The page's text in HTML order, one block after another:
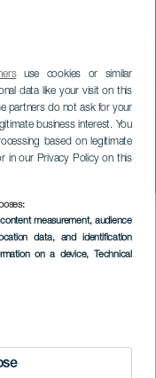
use cookies or similar
data like your visit on this
partners do not ask for your
business interest. You
based on legitimate
in our Privacy Policy on this
measurement, audience
data, and identification
on a device, Technical
im